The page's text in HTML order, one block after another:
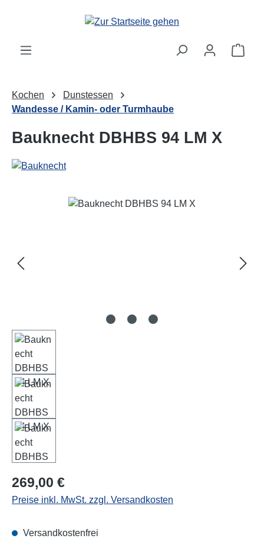
Zum Hauptinhalt springen
Kochen
Dunstessen
Wandesse / Kamin- oder Turmhaube
Bauknecht DBHBS 94 LM X
Bildergalerie überspringen
Regulärer Preis:
269,00 €
Preise inkl. MwSt. zzgl. Versandkosten
Versandkostenfrei